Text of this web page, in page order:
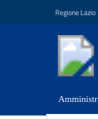
Regione Lazio